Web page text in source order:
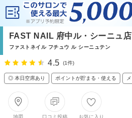
FAST NAIL 府中ル・シーニュ店
ファストネイル フチュウ ル シーニュテン
4.5 (1件)
◎ 本日空席あり ポイントが貯まる・使える
地図
口コミ投稿
お気に入り